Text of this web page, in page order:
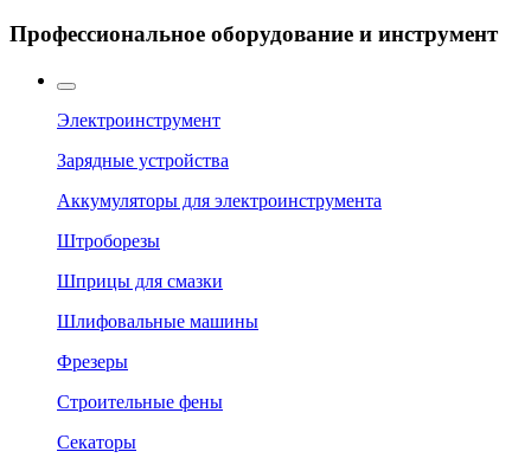
Профессиональное оборудование и инструмент
Электроинструмент
Зарядные устройства
Аккумуляторы для электроинструмента
Штроборезы
Шприцы для смазки
Шлифовальные машины
Фрезеры
Строительные фены
Секаторы